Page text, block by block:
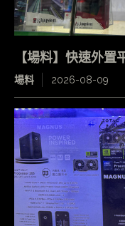
【場料】快速外
場料 2026-08-09